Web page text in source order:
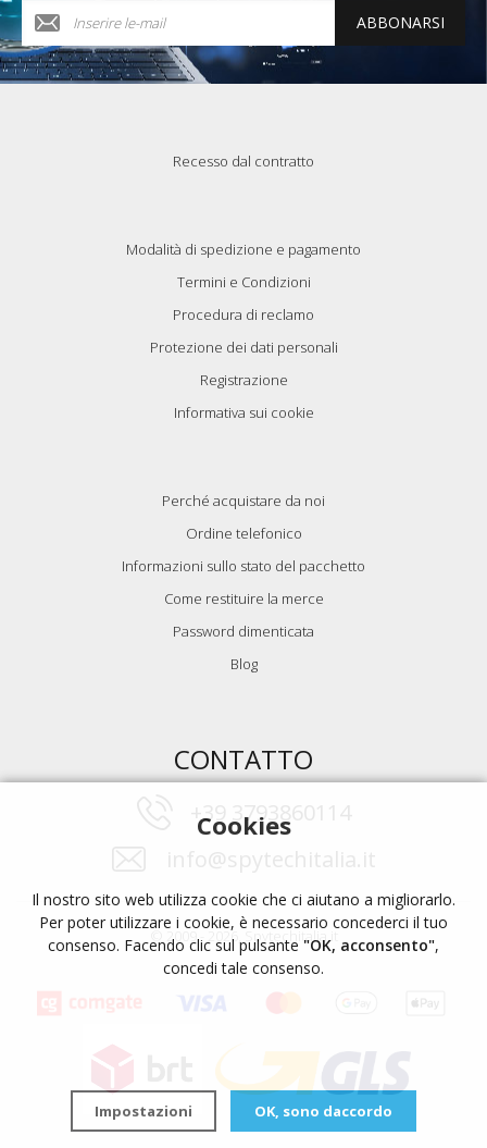
ABBONARSI
Recesso dal contratto
Modalità di spedizione e pagamento
Termini e Condizioni
Procedura di reclamo
Protezione dei dati personali
Registrazione
Informativa sui cookie
Perché acquistare da noi
Ordine telefonico
Informazioni sullo stato del pacchetto
Come restituire la merce
Password dimenticata
Blog
CONTATTO
+39 3793860114
© 2009 - 2026, Spytechitalia.it
Cookies
Il nostro sito web utilizza cookie che ci aiutano a migliorarlo.
Per poter utilizzare i cookie, è necessario concederci il tuo
consenso. Facendo clic sul pulsante "OK, acconsento",
concedi tale consenso.
Impostazioni OK, sono daccordo